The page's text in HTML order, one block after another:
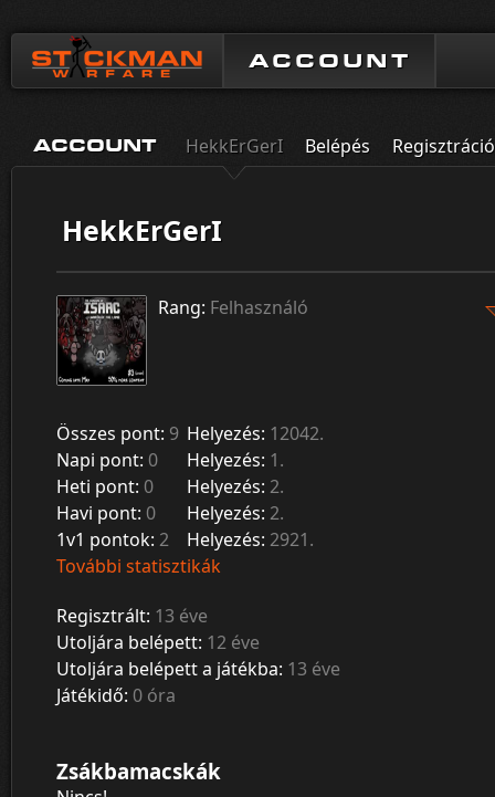
ACCOUNT
ACCOUNT HekkErGerI Belépés Regisztráció
HekkErGerI
Rang: Felhasználó
Összes pont: 9 Helyezés: 12042.
Napi pont: 0 Helyezés: 1.
Heti pont: 0 Helyezés: 2.
Havi pont: 0 Helyezés: 2.
1v1 pontok: 2 Helyezés: 2921.
További statisztikák
Regisztrált: 13 éve
Utoljára belépett: 12 éve
Utoljára belépett a játékba: 13 éve
Játékidő: 0 óra
Zsákbamacskák